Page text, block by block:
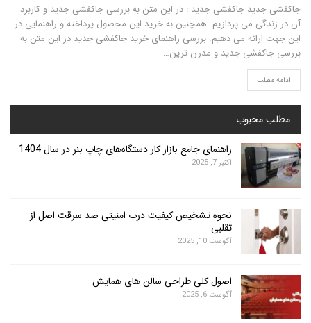
جاکفشی جدید : در این متن به بررسی جاکفشی جدید و کاربرد
می پردازیم. همچنین به خرید این محصول پرداخته و راهنمایی در
می دهیم. بررسی راهنمای خرید جاکفشی جدید در این متن به
جدید و مدرن ترین…
راهنمای جامع بازار کار دستگاه‌های چاپ بنر در سال 1404
اکتبر 7, 2025
نحوه تشخیص کیفیت درب امنیتی ضد سرقت اصل از
تقلبی
آگوست 10, 2025
اصول کلی طراحی سالن های همایش
آگوست 6, 2025